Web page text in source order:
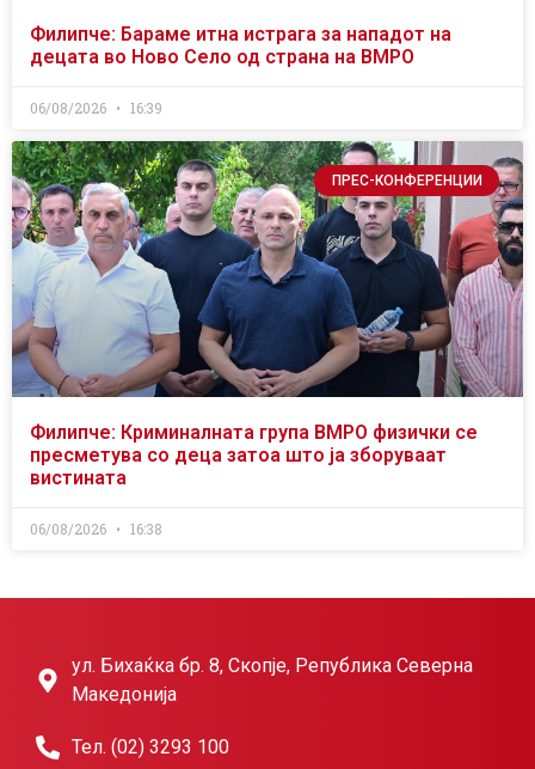
Филипче: Бараме итна истрага за нападот на
децата во Ново Село од страна на ВМРО
06/08/2026 16:39
ПРЕС-КОНФЕРЕНЦИИ
Филипче: Криминалната група ВМРО физички се
пресметува со деца затоа што ја зборуваат
вистината
06/08/2026 16:38
ул. Бихаќка бр. 8, Скопје, Република Северна
Македонија
Тел. (02) 3293 100